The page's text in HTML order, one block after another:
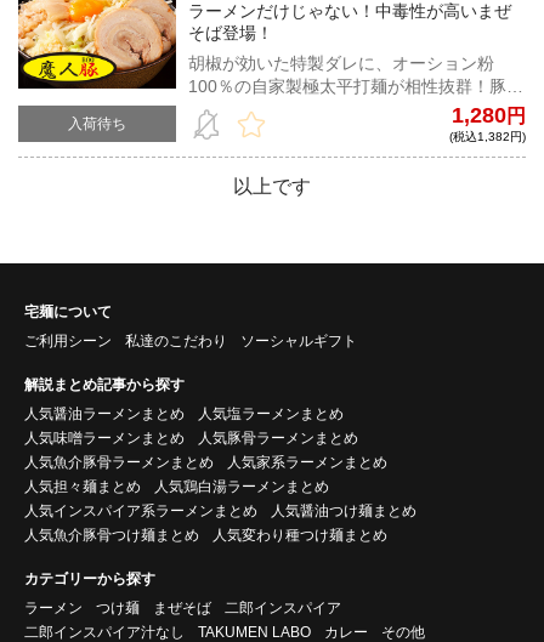
入荷待ち
ラーメンだけじゃない！中毒性が高いまぜ
そば登場！
胡椒が効いた特製ダレに、オーション粉
100％の自家製極太平打麺が相性抜群！豚と
オーションの旨みをダイレクトに堪能でき
る。さらに茹でた野菜と生玉子をトッピン
グすると、中毒性が高いジャンクな味わ
い！豪快に混ぜて食べてほしい！
1,280円
(税込1,382円)
以上です
宅麺について
ご利用シーン
私達のこだわり ソーシャルギフト
解説まとめ記事から探す
人気醤油ラーメンまとめ
人気塩ラーメンまとめ
人気味噌ラーメンまとめ
人気豚骨ラーメンまとめ
人気魚介豚骨ラーメンまとめ
人気家系ラーメンまとめ
人気担々麺まとめ
人気鶏白湯ラーメンまとめ
人気インスパイア系ラーメンまとめ
人気醤油つけ麺まとめ
人気魚介豚骨つけ麺まとめ
人気変わり種つけ麺まとめ
カテゴリーから探す
ラーメン
つけ麺 まぜそば
二郎インスパイア
二郎インスパイア汁なし
TAKUMEN LABO カレー その他